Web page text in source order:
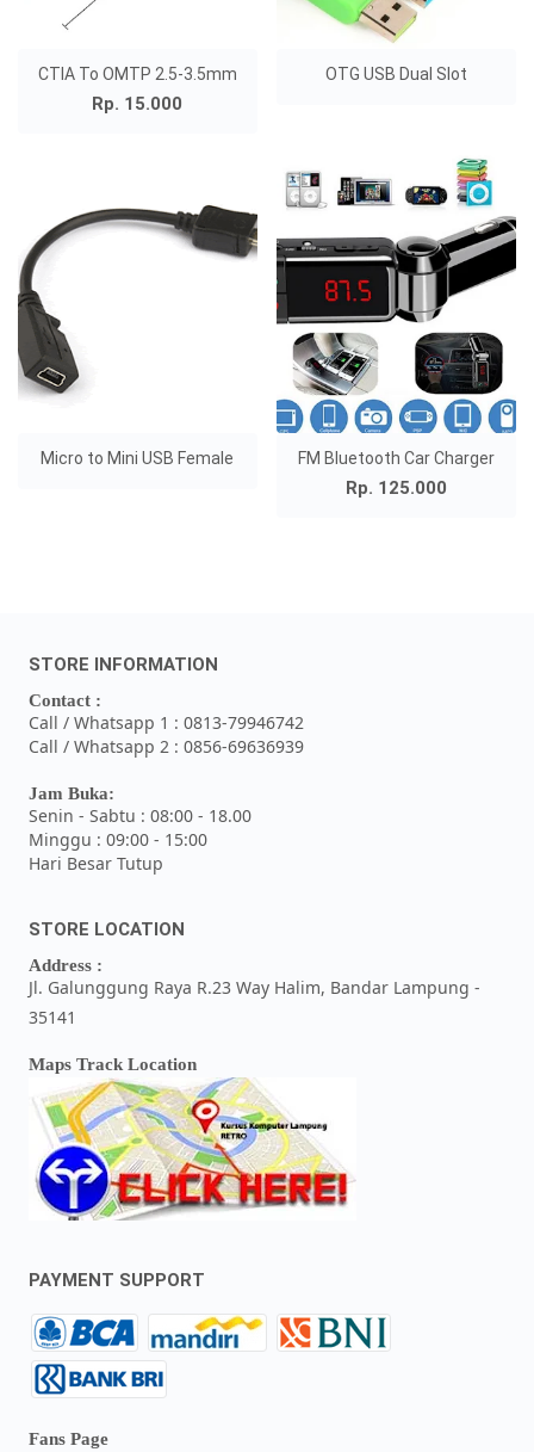
CTIA To OMTP 2.5-3.5mm
Rp. 15.000
OTG USB Dual Slot
Micro to Mini USB Female FM Bluetooth Car Charger
Rp. 125.000
STORE INFORMATION
Contact :
Call / Whatsapp 1 : 0813-79946742
Call / Whatsapp 2 : 0856-69636939
Jam Buka:
Senin - Sabtu : 08:00 - 18.00
Minggu : 09:00 - 15:00
Hari Besar Tutup
STORE LOCATION
Address :
Jl. Galunggung Raya R.23 Way Halim, Bandar Lampung -
35141
Maps Track Location
PAYMENT SUPPORT
Fans Page